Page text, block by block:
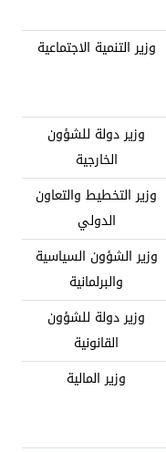
وزير التنمية الاجتماعية
وزير دولة للشؤون
الخارجية
وزير التخطيط والتعاون
الدولي
وزير الشؤون السياسية
والبرلمانية
وزير دولة للشؤون
القانونية
وزير المالية